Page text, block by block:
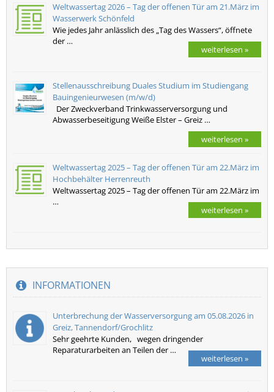
Weltwassertag 2026 – Tag der offenen Tür am 21.März im
Wasserwerk Schönfeld
Wie jedes Jahr anlässlich des „Tag des Wassers“, öffnete
der …
weiterlesen »
Stellenausschreibung Duales Studium im Studiengang
Bauingenieurwesen (m/w/d)
Der Zweckverband Trinkwasserversorgung und
Abwasserbeseitigung Weiße Elster – Greiz …
weiterlesen »
Weltwassertag 2025 – Tag der offenen Tür am 22.März im
Hochbehälter Herrenreuth
Weltwassertag 2025 – Tag der offenen Tür am 22.März im
…
weiterlesen »
INFORMATIONEN
Unterbrechung der Wasserversorgung am 05.08.2026 in
Greiz, Tannendorf/Grochlitz
Sehr geehrte Kunden, wegen dringender
Reparaturarbeiten an Teilen der …
weiterlesen »